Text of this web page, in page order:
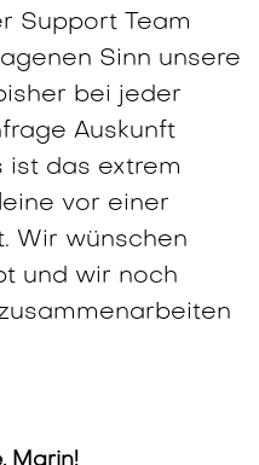
Support Team
Sinn unsere
bei jeder
Auskunft
ist das extrem
vor einer
Wir wünschen
und wir noch
Marin!